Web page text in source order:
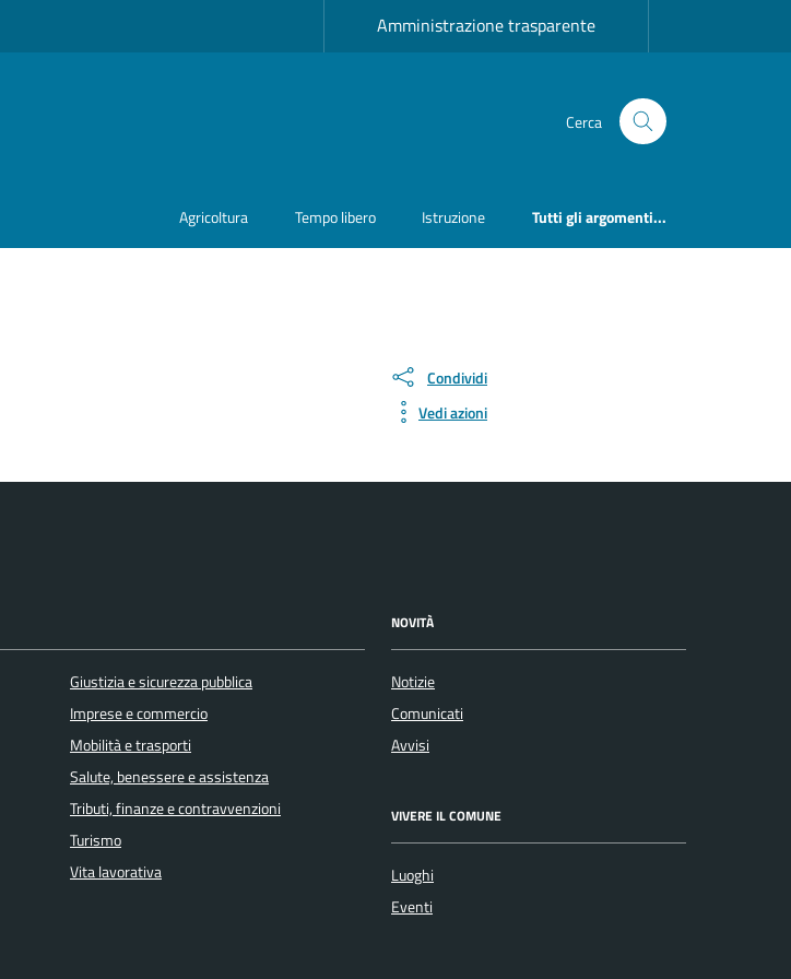
Amministrazione trasparente
Cerca
Agricoltura Tempo libero Istruzione Tutti gli argomenti...
Condividi
Vedi azioni
Giustizia e sicurezza pubblica
Imprese e commercio
Mobilità e trasporti
Salute, benessere e assistenza
Tributi, finanze e contravvenzioni
Turismo
Vita lavorativa
NOVITÀ
Notizie
Comunicati
Avvisi
VIVERE IL COMUNE
Luoghi
Eventi